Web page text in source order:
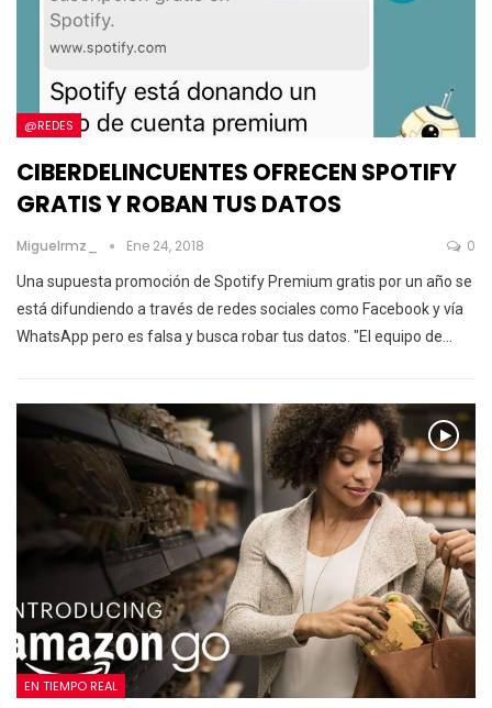
@REDES
CIBERDELINCUENTES OFRECEN SPOTIFY
GRATIS Y ROBAN TUS DATOS
Miguelrmz_ Ene 24, 2018 0
Una supuesta promoción de Spotify Premium gratis por un año se
está difundiendo a través de redes sociales como Facebook y vía
WhatsApp pero es falsa y busca robar tus datos. "El equipo de…
EN TIEMPO REAL